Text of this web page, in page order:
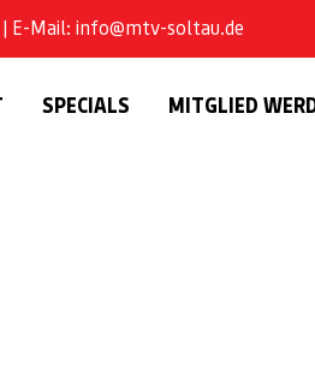
E-Mail: info@mtv-soltau.de
SPECIALS
MITGLIED